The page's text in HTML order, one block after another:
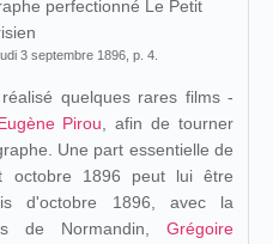
3 septembre 1896, p. 4.
quelques rares films -
Pirou , afin de tourner
Une part essentielle de
octobre 1896 peut lui être
d'octobre 1896, avec la
de Normandin, Grégoire